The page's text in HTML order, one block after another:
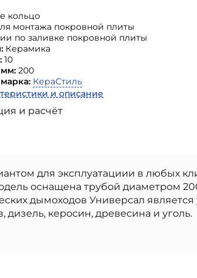
кольцо
монтажа покровной плиты
по заливке покровной плиты
Керамика
10
200
КераСтиль
и описание
и расчёт
для эксплуатациии в любых
оснащена трубой диаметром
дымоходов Универсал является
дизель, керосин, древесина и уголь.
по месту) КераСтиль
Преимущества: высокое
к внешним воздействиям,